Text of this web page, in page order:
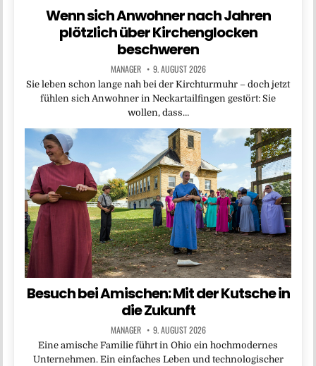
Wenn sich Anwohner nach Jahren
plötzlich über Kirchenglocken
beschweren
MANAGER 9. AUGUST 2026
Sie leben schon lange nah bei der Kirchturmuhr – doch jetzt
fühlen sich Anwohner in Neckartailfingen gestört: Sie
wollen, dass…
Besuch bei Amischen: Mit der Kutsche in
die Zukunft
MANAGER 9. AUGUST 2026
Eine amische Familie führt in Ohio ein hochmodernes
Unternehmen. Ein einfaches Leben und technologischer